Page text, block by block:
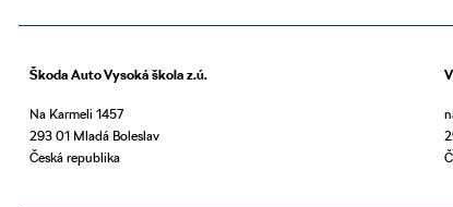
Škoda Auto Vysoká škola z.ú.
Na Karmeli 1457
293 01 Mladá Boleslav
Česká republika